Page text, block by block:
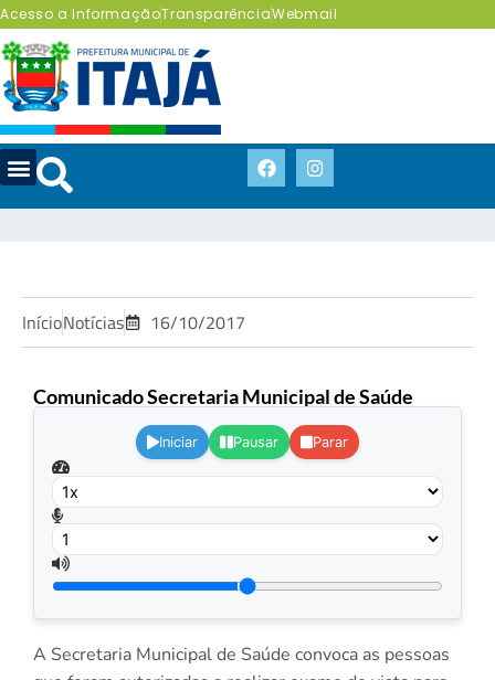
Acesso a InformaçãoTransparênciaWebmail
InícioNotícias 16/10/2017
Comunicado Secretaria Municipal de Saúde
Iniciar Pausar Parar
A Secretaria Municipal de Saúde convoca as pessoas